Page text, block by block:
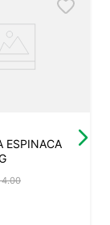
ESPINACA
4.00